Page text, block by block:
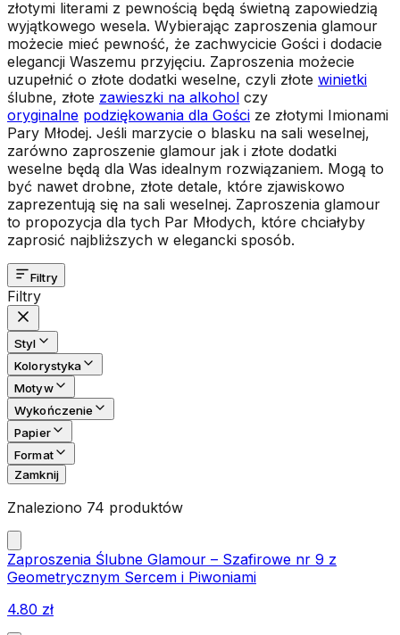
złotymi literami z pewnością będą świetną zapowiedzią
wyjątkowego wesela. Wybierając zaproszenia glamour
możecie mieć pewność, że zachwycicie Gości i dodacie
elegancji Waszemu przyjęciu. Zaproszenia możecie
uzupełnić o złote dodatki weselne, czyli złote winietki
ślubne, złote zawieszki na alkohol czy
oryginalne podziękowania dla Gości ze złotymi Imionami
Pary Młodej. Jeśli marzycie o blasku na sali weselnej,
zarówno zaproszenie glamour jak i złote dodatki
weselne będą dla Was idealnym rozwiązaniem. Mogą to
być nawet drobne, złote detale, które zjawiskowo
zaprezentują się na sali weselnej. Zaproszenia glamour
to propozycja dla tych Par Młodych, które chciałyby
zaprosić najbliższych w elegancki sposób.
Filtry
Filtry
Styl
Kolorystyka
Motyw
Wykończenie
Papier
Format
Zamknij
Znaleziono 74 produktów
Zaproszenia Ślubne Glamour – Szafirowe nr 9 z
Geometrycznym Sercem i Piwoniami
4.80 zł